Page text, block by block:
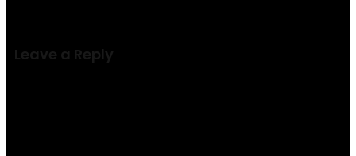
Leave a Reply